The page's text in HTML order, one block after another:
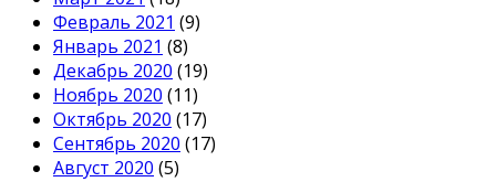
Февраль 2021 (9)
Январь 2021 (8)
Декабрь 2020 (19)
Ноябрь 2020 (11)
Октябрь 2020 (17)
Сентябрь 2020 (17)
Август 2020 (5)